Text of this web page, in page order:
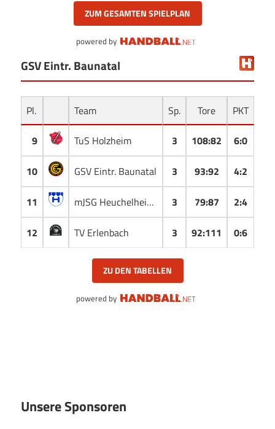
ZUM GESAMTEN SPIELPLAN
powered by
GSV Eintr. Baunatal
Pl. Team Sp. Tore PKT
9 TuS Holzheim 3 108:82 6:0
10 GSV Eintr. Baunatal 3 93:92 4:2
11 mJSG Heuchelheim/Bieber 3 79:87 2:4
12 TV Erlenbach 3 92:111 0:6
ZU DEN TABELLEN
powered by
Unsere Sponsoren